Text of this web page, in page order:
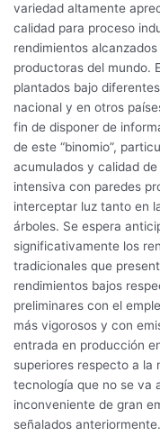
variedad altamente
calidad para proceso
rendimientos
productoras del mundo.
plantados bajo
nacional y en otros
fin de disponer de
de este “binomio”,
acumulados y calidad
intensiva con paredes
interceptar luz tanto en
árboles. Se espera
significativamente los
tradicionales que
rendimientos bajos
preliminares con el
más vigorosos y con
entrada en producción
superiores respecto a la
tecnología que no se va
inconveniente de gran
señalados anteriormente.